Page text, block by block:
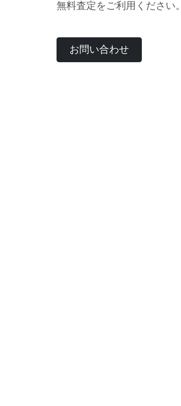
無料査定をご利用ください。
お問い合わせ